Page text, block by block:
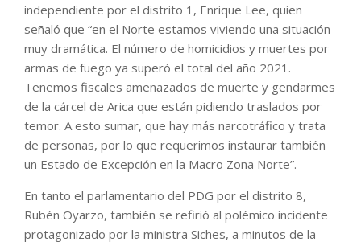
independiente por el distrito 1, Enrique Lee, quien
señaló que “en el Norte estamos viviendo una situación
muy dramática. El número de homicidios y muertes por
armas de fuego ya superó el total del año 2021.
Tenemos fiscales amenazados de muerte y gendarmes
de la cárcel de Arica que están pidiendo traslados por
temor. A esto sumar, que hay más narcotráfico y trata
de personas, por lo que requerimos instaurar también
un Estado de Excepción en la Macro Zona Norte”.
En tanto el parlamentario del PDG por el distrito 8,
Rubén Oyarzo, también se refirió al polémico incidente
protagonizado por la ministra Siches, a minutos de la